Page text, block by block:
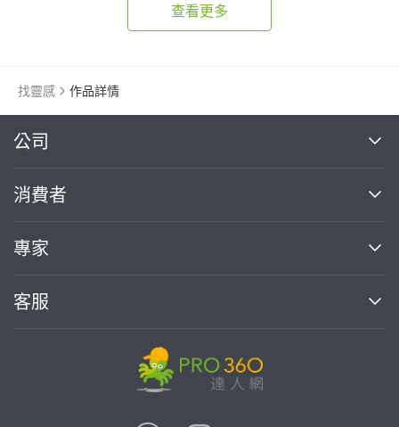
查看更多
找靈感 作品詳情
公司
關於我們
部落格
加入我們
消費者
買服務
熱門服務
專家
案件中心
客服
繼續完成